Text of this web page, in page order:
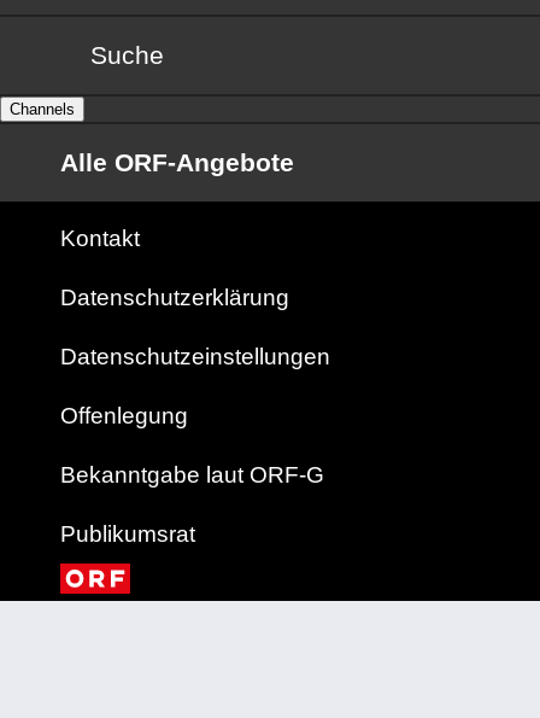
Suche
Channels
Alle ORF-Angebote
Kontakt
Datenschutzerklärung
Datenschutzeinstellungen
Offenlegung
Bekanntgabe laut ORF-G
Publikumsrat